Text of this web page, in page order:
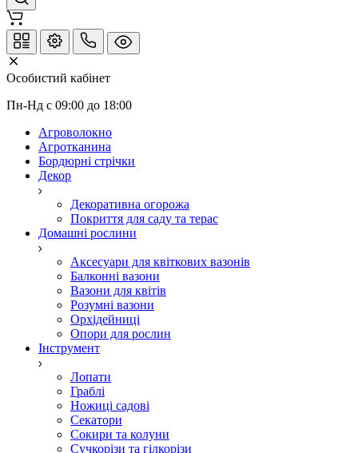
Особистий кабінет
Пн-Нд с 09:00 до 18:00
Агроволокно
Агротканина
Бордюрні стрічки
Декор
Декоративна огорожа
Покриття для саду та терас
Домашні рослини
Аксесуари для квіткових вазонів
Балконні вазони
Вазони для квітів
Розумні вазони
Орхідейниці
Опори для рослин
Інструмент
Лопати
Граблі
Ножиці садові
Секатори
Сокири та колуни
Сучкорізи та гілкорізи